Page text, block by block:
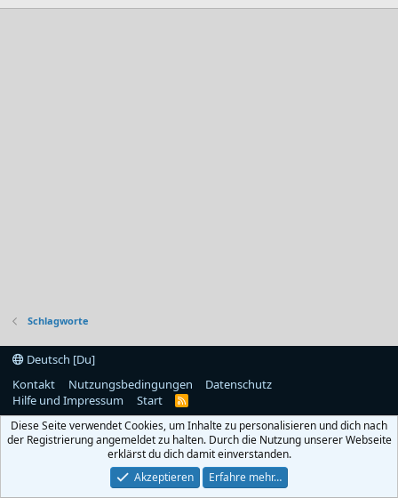
Schlagworte
Deutsch [Du]
Kontakt
Nutzungsbedingungen
Datenschutz
Hilfe und Impressum
Start
R
S
Diese Seite verwendet Cookies, um Inhalte zu personalisieren und dich nach
der Registrierung angemeldet zu halten. Durch die Nutzung unserer Webseite
erklärst du dich damit einverstanden.
Akzeptieren
Erfahre mehr…